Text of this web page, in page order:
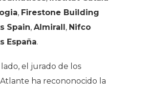
, Firestone Building
Spain, Almirall, Nifco
España.
el jurado de los
ha recononocido la